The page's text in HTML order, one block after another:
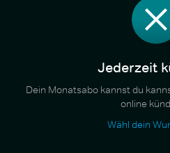
Jederzeit
Dein Monatsabo kannst du
online
Wähl dein